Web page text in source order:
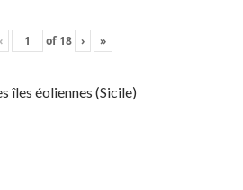
‹ of 18 › »
îles éoliennes (Sicile)